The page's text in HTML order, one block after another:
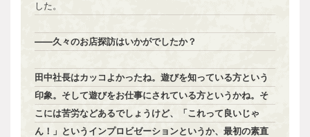
した。
――久々のお店探訪はいかがでしたか？
田中社長はカッコよかったね。遊びを知っている方という
印象。そして遊びをお仕事にされている方というかね。そ
こには苦労などあるでしょうけど、「これって良いじゃ
ん！」というインプロビゼーションというか、最初の素直